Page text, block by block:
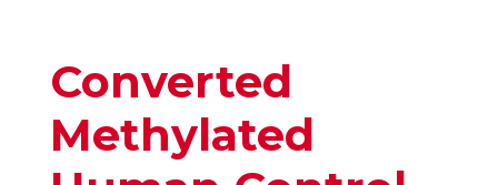
Converted
Methylated